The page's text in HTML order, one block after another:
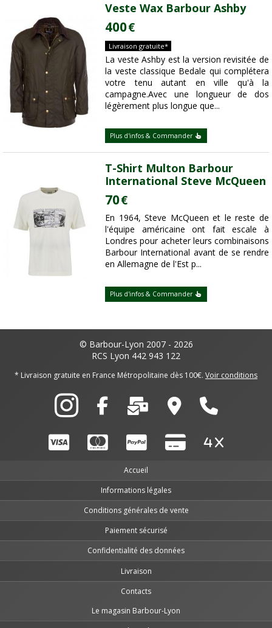
Veste Wax Barbour Ashby
400€
Livraison gratuite*
La veste Ashby est la version revisitée de
la veste classique Bedale qui complétera
votre tenu autant en ville qu'à la
campagne.Avec une longueur de dos
légèrement plus longue que...
Plus d'infos & Commander
T-Shirt Multon Barbour
International Steve McQueen
70€
En 1964, Steve McQueen et le reste de
l'équipe américaine ont fait escale à
Londres pour acheter leurs combinaisons
Barbour International avant de se rendre
en Allemagne de l'Est p...
Plus d'infos & Commander
© Barbour-Lyon 2007 - 2026
RCS Lyon 442 943 122
* Livraison gratuite en France Métropolitaine dès 100€. Voir conditions
Accueil
Informations légales
Conditions générales de vente
Paiement sécurisé
Confidentialité des données
Livraison
Contacts
Le magasin Barbour-Lyon